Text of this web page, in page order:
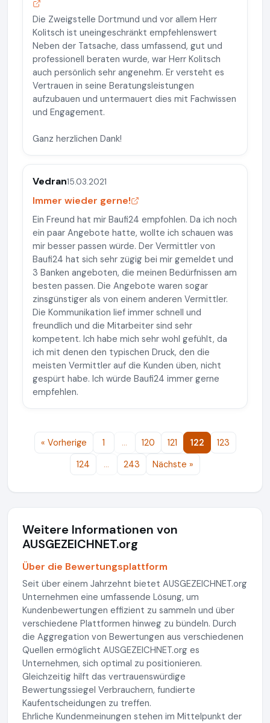
Die Zweigstelle Dortmund und vor allem Herr
Kolitsch ist uneingeschränkt empfehlenswert
Neben der Tatsache, dass umfassend, gut und
professionell beraten wurde, war Herr Kolitsch
auch persönlich sehr angenehm. Er versteht es
Vertrauen in seine Beratungsleistungen
aufzubauen und untermauert dies mit Fachwissen
und Engagement.
Ganz herzlichen Dank!
Vedran15.03.2021
Immer wieder gerne!
Ein Freund hat mir Baufi24 empfohlen. Da ich noch
ein paar Angebote hatte, wollte ich schauen was
mir besser passen würde. Der Vermittler von
Baufi24 hat sich sehr zügig bei mir gemeldet und
3 Banken angeboten, die meinen Bedürfnissen am
besten passen. Die Angebote waren sogar
zinsgünstiger als von einem anderen Vermittler.
Die Kommunikation lief immer schnell und
freundlich und die Mitarbeiter sind sehr
kompetent. Ich habe mich sehr wohl gefühlt, da
ich mit denen den typischen Druck, den die
meisten Vermittler auf die Kunden üben, nicht
gespürt habe. Ich würde Baufi24 immer gerne
empfehlen.
« Vorherige 1 … 120 121 122
123
124
… 243 Nächste »
Weitere Informationen von
AUSGEZEICHNET.org
Über die Bewertungsplattform
Seit über einem Jahrzehnt bietet AUSGEZEICHNET.org
Unternehmen eine umfassende Lösung, um
Kundenbewertungen effizient zu sammeln und über
verschiedene Plattformen hinweg zu bündeln. Durch
die Aggregation von Bewertungen aus verschiedenen
Quellen ermöglicht AUSGEZEICHNET.org es
Unternehmen, sich optimal zu positionieren.
Gleichzeitig hilft das vertrauenswürdige
Bewertungssiegel Verbrauchern, fundierte
Kaufentscheidungen zu treffen.
Ehrliche Kundenmeinungen stehen im Mittelpunkt der